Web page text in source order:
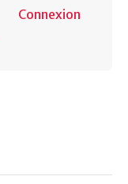
Connexion